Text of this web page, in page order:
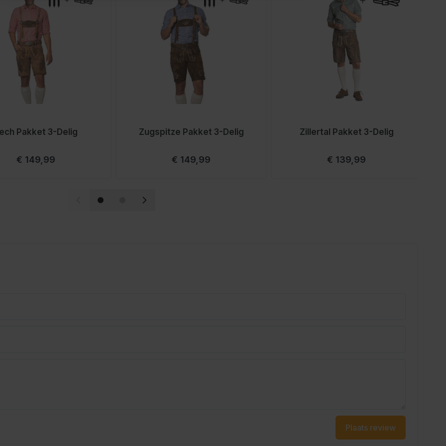
agressieve middelen.
een droge plek
als verstelbare
Pakket 3-Delig
Vanaf
€ 149,99
Zugspitze Pakket 3-Delig
Vanaf
€ 149,99
Zillertal Pakket 3-Delig
Vanaf
€ 139,99
Plaats review